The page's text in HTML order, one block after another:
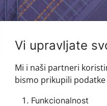
Vi upravljate
Mi i naši partneri
bismo prikupili
Funkcionalnost